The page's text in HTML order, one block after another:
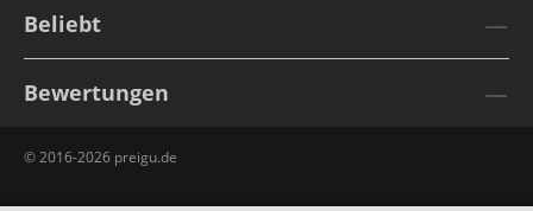
Beliebt
Bewertungen
© 2016-2026 preigu.de